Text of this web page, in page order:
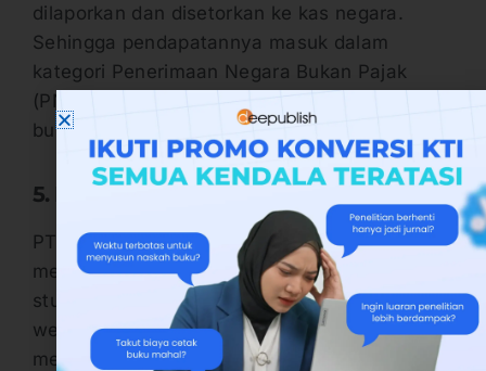
dilaporkan dan disetorkan ke kas negara.
Sehingga pendapatannya masuk dalam
kategori Penerimaan Negara Bukan Pajak
(PNBP). Sedangkan pendapatan PTN-BH
bukan PNBP.
5. Penyelenggaraan Program Studi
PTN-BH memiliki kemandirian dalam
membuka maupun menutup suatu program
studi. Sedangkan pada PTN-BLU hak dan
wewenang ini tidak dimiliki. Sehingga masih
mengikuti kebijakan Kemdiktisiantek dan